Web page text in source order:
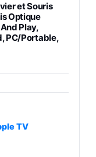
et Souris
Optique
Play,
PC/Portable,
(33-45-78
et port USB
S26 Ultra
TV